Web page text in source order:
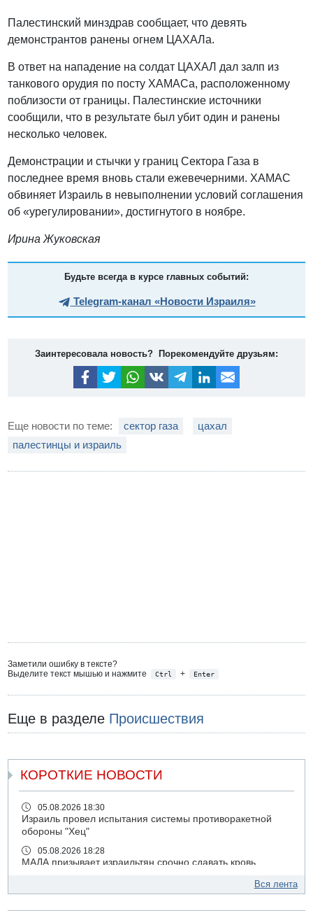
Палестинский минздрав сообщает, что девять
демонстрантов ранены огнем ЦАХАЛа.
В ответ на нападение на солдат ЦАХАЛ дал залп из
танкового орудия по посту ХАМАСа, расположенному
поблизости от границы. Палестинские источники
сообщили, что в результате был убит один и ранены
несколько человек.
Демонстрации и стычки у границ Сектора Газа в
последнее время вновь стали ежевечерними. ХАМАС
обвиняет Израиль в невыполнении условий соглашения
об «урегулировании», достигнутого в ноябре.
Ирина Жуковская
Будьте всегда в курсе главных событий:
Telegram-канал «Новости Израиля»
Заинтересовала новость? Порекомендуйте друзьям:
Еще новости по теме: сектор газа
цахал
палестинцы и израиль
Заметили ошибку в тексте?
Выделите текст мышью и нажмите
Ctrl + Enter
Еще в разделе Происшествия
КОРОТКИЕ НОВОСТИ
05.08.2026 18:30
Израиль провел испытания системы противоракетной
обороны "Хец"
05.08.2026 18:28
МАДА призывает израильтян срочно сдавать кровь
Бывший посол Израиля в ООН Гилад Эрдан объявит в
Вся лента